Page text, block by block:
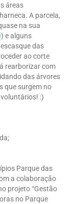
áreas
A parcela,
na sua
) e alguns
das
ao corte
rearborizar com
das árvores
que surgem no
:)
Parque das
a colaboração
projeto “Gestão
no Parque